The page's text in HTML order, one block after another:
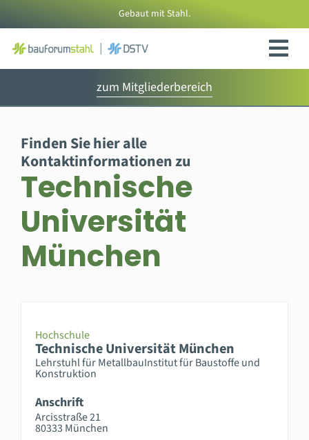
Inhalt
springen
Gebaut mit Stahl.
zum Mitgliederbereich
Finden Sie hier alle
Kontaktinformationen zu
Technische
Universität
München
Hochschule
Technische Universität München
Lehrstuhl für MetallbauInstitut für Baustoffe und
Konstruktion
Anschrift
Arcisstraße 21
80333 München